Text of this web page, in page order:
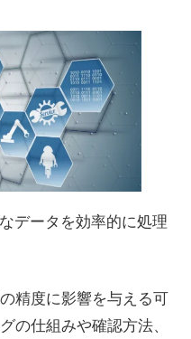
データを効率的に処理
精度に影響を与える可
の仕組みや確認方法、